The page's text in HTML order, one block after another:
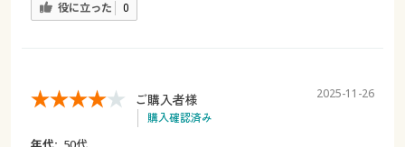
役に立った 0
ご購入者様
購入確認済み
2025-11-26